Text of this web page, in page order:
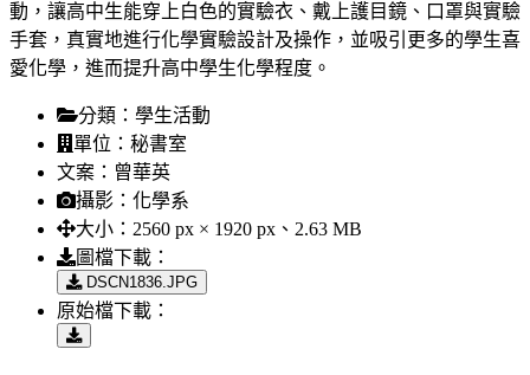
動，讓高中生能穿上白色的實驗衣、戴上護目鏡、口罩與實驗
手套，真實地進行化學實驗設計及操作，並吸引更多的學生喜
愛化學，進而提升高中學生化學程度。
分類： 學生活動
單位： 秘書室
文案： 曾華英
攝影： 化學系
大小： 2560 px × 1920 px、2.63 MB
圖檔下載：
DSCN1836.JPG
原始檔下載：